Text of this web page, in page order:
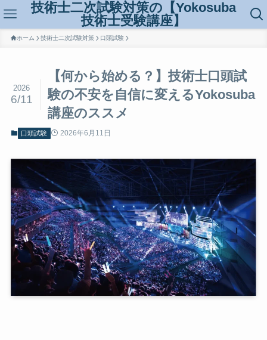
技術士二次試験対策の【Yokosuba
技術士受験講座】
ホーム 技術士二次試験対策 口頭試験
【何から始める？】技術士口頭試
験の不安を自信に変えるYokosuba
講座のススメ
2026
6/11
口頭試験 2026年6月11日